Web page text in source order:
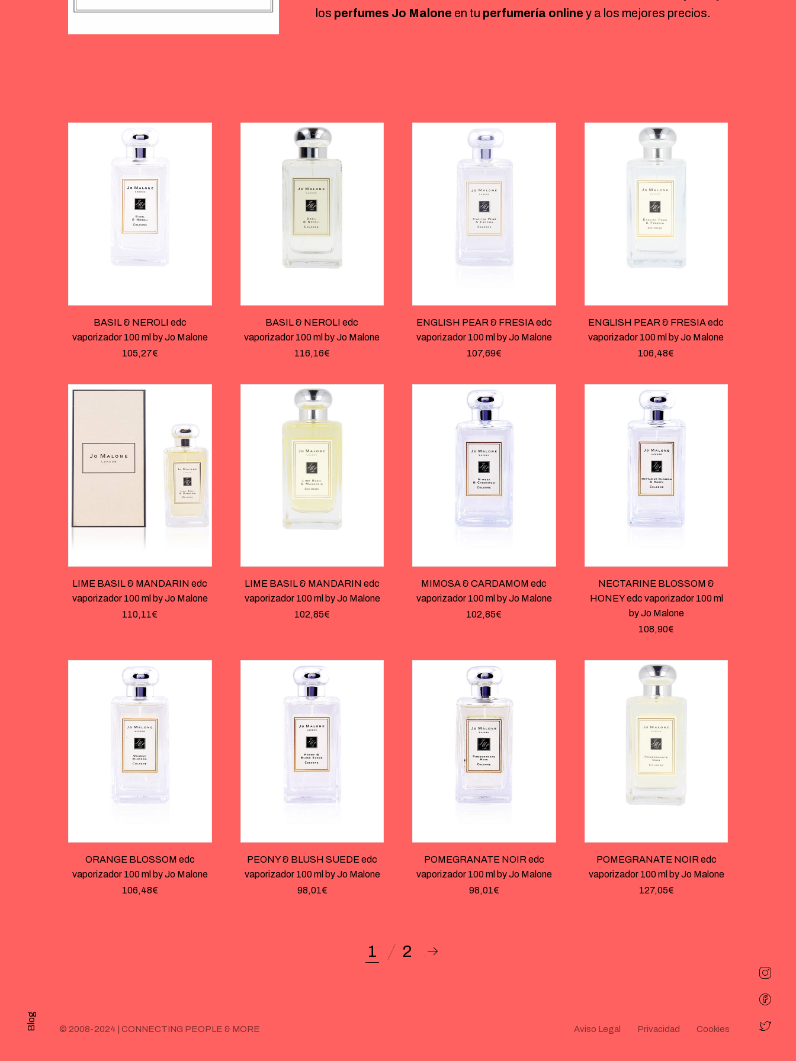
Blog
los perfumes Jo Malone en tu perfumería online y a los mejores precios.
BASIL & NEROLI edc
vaporizador 100 ml by Jo Malone
105,27€
BASIL & NEROLI edc
vaporizador 100 ml by Jo Malone
116,16€
ENGLISH PEAR & FRESIA edc
vaporizador 100 ml by Jo Malone
107,69€
ENGLISH PEAR & FRESIA edc
vaporizador 100 ml by Jo Malone
106,48€
LIME BASIL & MANDARIN edc
vaporizador 100 ml by Jo Malone
110,11€
LIME BASIL & MANDARIN edc
vaporizador 100 ml by Jo Malone
102,85€
MIMOSA & CARDAMOM edc
vaporizador 100 ml by Jo Malone
102,85€
NECTARINE BLOSSOM &
HONEY edc vaporizador 100 ml
by Jo Malone
108,90€
ORANGE BLOSSOM edc
vaporizador 100 ml by Jo Malone
106,48€
PEONY & BLUSH SUEDE edc
vaporizador 100 ml by Jo Malone
98,01€
POMEGRANATE NOIR edc
vaporizador 100 ml by Jo Malone
98,01€
POMEGRANATE NOIR edc
vaporizador 100 ml by Jo Malone
127,05€
1 2
© 2008-2024 | CONNECTING PEOPLE & MORE Aviso Legal Privacidad Cookies